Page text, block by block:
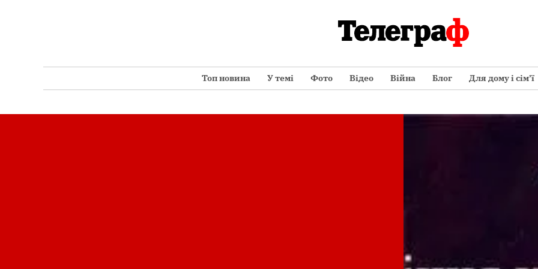
Топ новина У темі Фото Відео Війна Блог Для дому і сім’ї